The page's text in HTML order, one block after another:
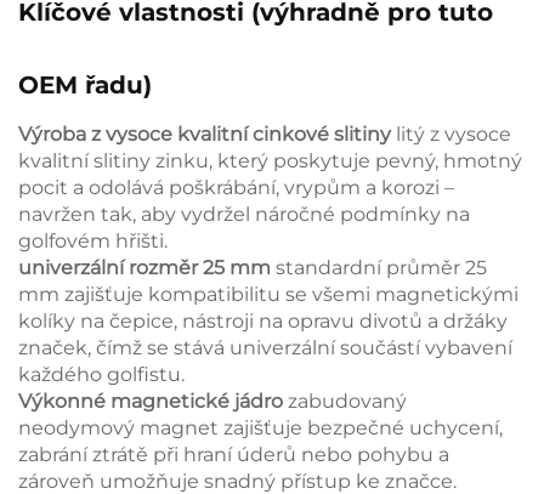
Klíčové vlastnosti (výhradně pro tuto
OEM řadu)
Výroba z vysoce kvalitní cinkové slitiny litý z vysoce
kvalitní slitiny zinku, který poskytuje pevný, hmotný
pocit a odolává poškrábání, vrypům a korozi –
navržen tak, aby vydržel náročné podmínky na
golfovém hřišti.
univerzální rozměr 25 mm standardní průměr 25
mm zajišťuje kompatibilitu se všemi magnetickými
kolíky na čepice, nástroji na opravu divotů a držáky
značek, čímž se stává univerzální součástí vybavení
každého golfistu.
Výkonné magnetické jádro zabudovaný
neodymový magnet zajišťuje bezpečné uchycení,
zabrání ztrátě při hraní úderů nebo pohybu a
zároveň umožňuje snadný přístup ke značce.